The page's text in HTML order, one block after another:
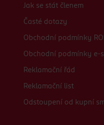
Jak se stát členem
Časté dotazy
Obchodní podmínky
Obchodní podmínky e-
Reklamační řád
Reklamační list
Odstoupení od kupní